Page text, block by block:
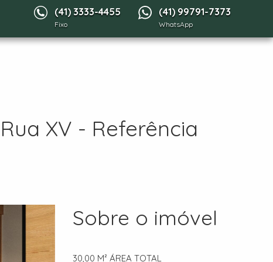
(41) 3333-4455
Fixo
(41) 99791-7373
WhatsApp
XV - Referência
Sobre o imóvel
30,00 M² ÁREA TOTAL